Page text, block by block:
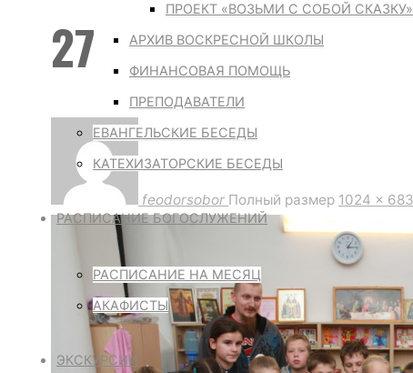
ПРОЕКТ «ВОЗЬМИ С СОБОЙ СКАЗКУ»
АРХИВ ВОСКРЕСНОЙ ШКОЛЫ
ФИНАНСОВАЯ ПОМОЩЬ
ПРЕПОДАВАТЕЛИ
ЕВАНГЕЛЬСКИЕ БЕСЕДЫ
КАТЕХИЗАТОРСКИЕ БЕСЕДЫ
РАСПИСАНИЕ БОГОСЛУЖЕНИЙ
РАСПИСАНИЕ НА МЕСЯЦ
АКАФИСТЫ
ЭКСКУРСИИ
27
feodorsobor Полный размер 1024 × 683